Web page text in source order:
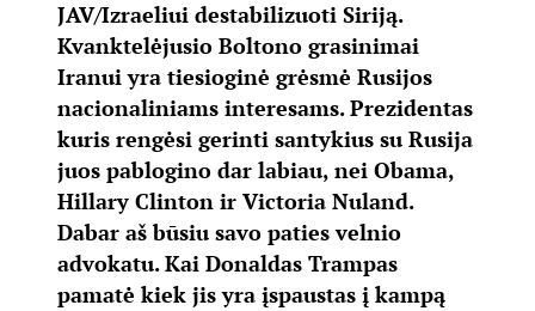
JAV/Izraeliui destabilizuoti Siriją.
Kvanktelėjusio Boltono grasinimai
Iranui yra tiesioginė grėsmė Rusijos
nacionaliniams interesams. Prezidentas
kuris rengėsi gerinti santykius su Rusija
juos pablogino dar labiau, nei Obama,
Hillary Clinton ir Victoria Nuland.
Dabar aš būsiu savo paties velnio
advokatu. Kai Donaldas Trampas
pamatė kiek jis yra įspaustas į kampą